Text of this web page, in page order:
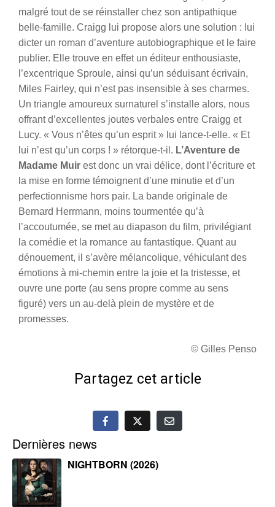
malgré tout de se réinstaller chez son antipathique
belle-famille. Craigg lui propose alors une solution : lui
dicter un roman d’aventure autobiographique et le faire
publier. Elle trouve en effet un éditeur enthousiaste,
l’excentrique Sproule, ainsi qu’un séduisant écrivain,
Miles Fairley, qui n’est pas insensible à ses charmes.
Un triangle amoureux surnaturel s’installe alors, nous
offrant d’excellentes joutes verbales entre Craigg et
Lucy. « Vous n’êtes qu’un esprit » lui lance-t-elle. « Et
lui n’est qu’un corps ! » rétorque-t-il. L’Aventure de
Madame Muir est donc un vrai délice, dont l’écriture et
la mise en forme témoignent d’une minutie et d’un
perfectionnisme hors pair. La bande originale de
Bernard Herrmann, moins tourmentée qu’à
l’accoutumée, se met au diapason du film, privilégiant
la comédie et la romance au fantastique. Quant au
dénouement, il s’avère mélancolique, véhiculant des
émotions à mi-chemin entre la joie et la tristesse, et
ouvre une porte (au sens propre comme au sens
figuré) vers un au-delà plein de mystère et de
promesses.
© Gilles Penso
Partagez cet article
Dernières news
NIGHTBORN (2026)